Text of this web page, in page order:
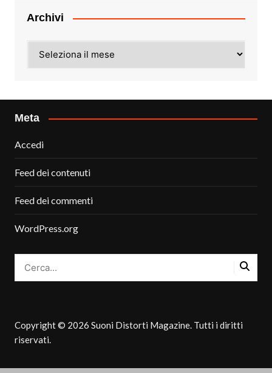
Archivi
Meta
Accedi
Feed dei contenuti
Feed dei commenti
WordPress.org
Copyright © 2026 Suoni Distorti Magazine. Tutti i diritti
riservati.